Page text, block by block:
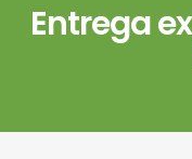
Entrega